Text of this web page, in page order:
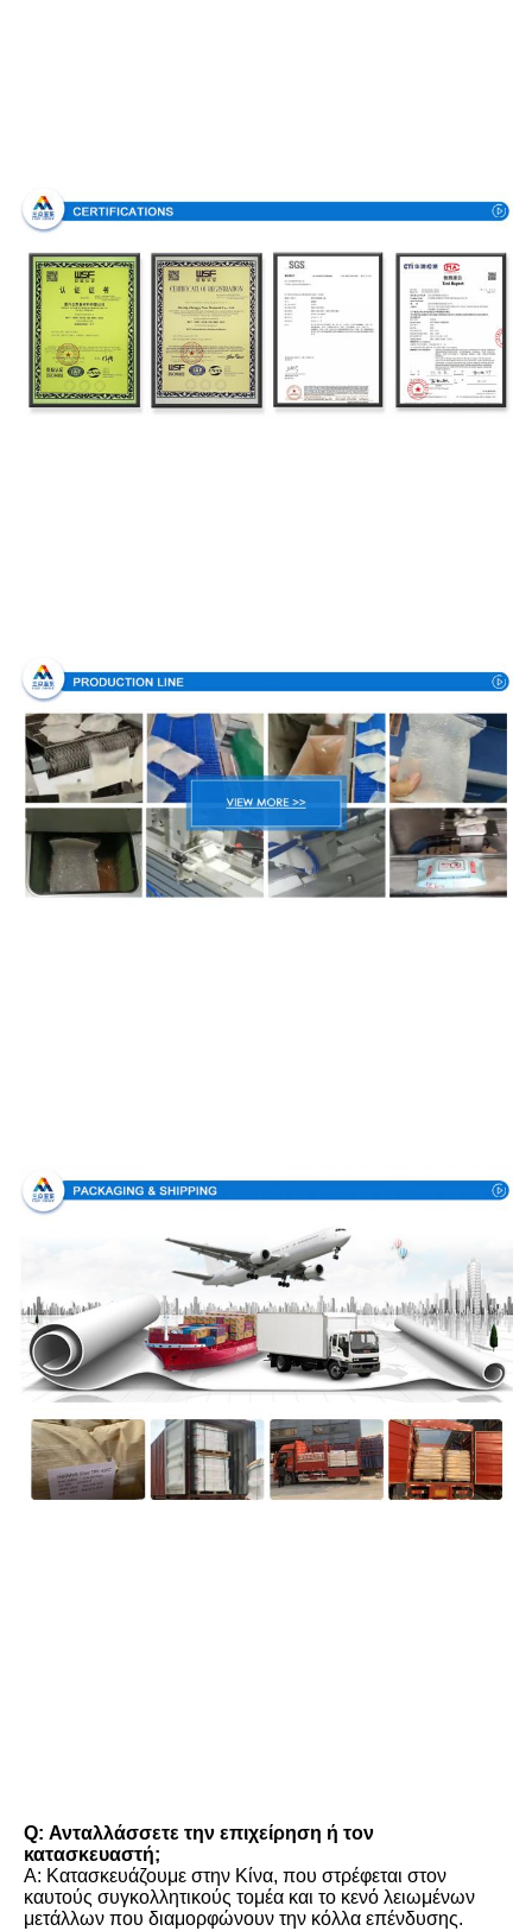
Q: Ανταλλάσσετε την επιχείρηση ή τον
κατασκευαστή;
Α: Κατασκευάζουμε στην Κίνα, που στρέφεται στον
καυτούς συγκολλητικούς τομέα και το κενό λειωμένων
μετάλλων που διαμορφώνουν την κόλλα επένδυσης.